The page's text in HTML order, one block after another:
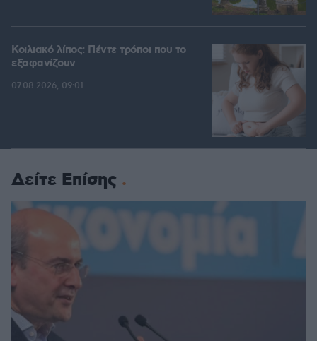
Κοιλιακό λίπος: Πέντε τρόποι που το
εξαφανίζουν
07.08.2026, 09:01
Δείτε Επίσης